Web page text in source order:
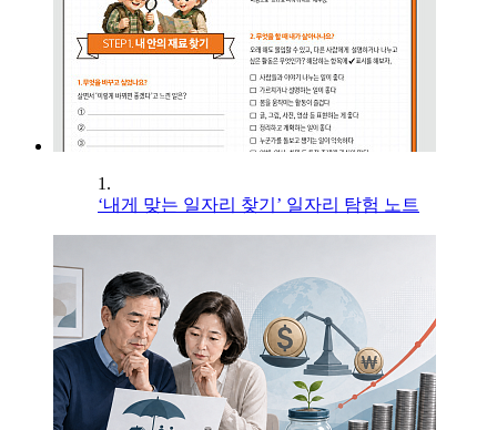
1.
‘내게 맞는 일자리 찾기’ 일자리 탐험 노트